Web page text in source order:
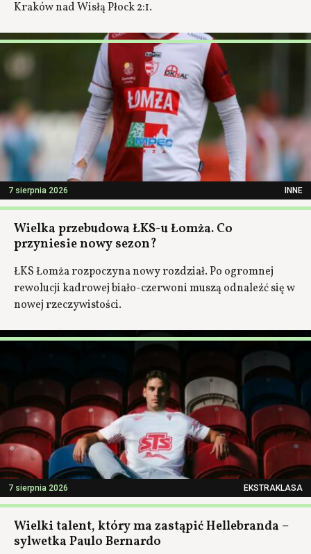
Kraków nad Wisłą Płock 2:1.
7 sierpnia 2026 INNE
Wielka przebudowa ŁKS-u Łomża. Co
przyniesie nowy sezon?
ŁKS Łomża rozpoczyna nowy rozdział. Po ogromnej
rewolucji kadrowej biało-czerwoni muszą odnaleźć się w
nowej rzeczywistości.
7 sierpnia 2026 EKSTRAKLASA
Wielki talent, który ma zastąpić Hellebranda –
sylwetka Paulo Bernardo